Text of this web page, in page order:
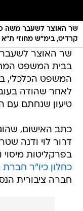
שר האוצר לשעבר משה
קרדיט, בימ"ש מחוזי ת"א
שר האוצר
בבית המשפט
המשפט הכלכלי,
לאחר שהודה
טיעון שנחתם עם
כתב האישום,
דרור לוי ודנה
בפרקליטות
כחלון כיו"ר
חברה ציבורית